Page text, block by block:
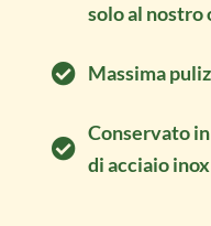
solo al nostro
Massima
Conservato
di acciaio inox